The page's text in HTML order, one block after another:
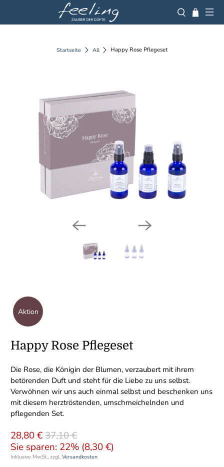
Startseite All Happy Rose Pflegeset
Aktion
Happy Rose Pflegeset
Die Rose, die Königin der Blumen, verzaubert mit ihrem
betörenden Duft und steht für die Liebe zu uns selbst.
Verwöhnen wir uns auch einmal selbst und beschenken uns
mit diesem herztröstenden, umschmeichelnden und
pflegenden Set.
28,80 € 37,10 €
Sie sparen: 22% (8,30 €)
Inklusive MwSt., zzgl.Versandkosten